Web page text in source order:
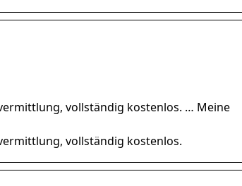
vollständig kostenlos. … Meine
vollständig kostenlos.